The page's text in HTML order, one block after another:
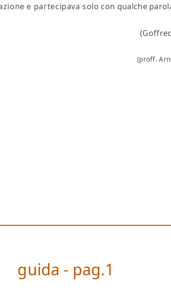
e partecipava solo con qualche
(proff.
guida - pag.1